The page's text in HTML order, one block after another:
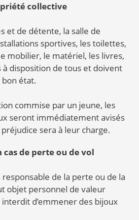
collective
et de détente, la salle de
sportives, les toilettes,
mobilier, le matériel, les livres,
disposition de tous et doivent
état.
commise par un jeune, les
seront immédiatement avisés
sera à leur charge.
cas de perte ou de vol
responsable de la perte ou de la
objet personnel de valeur
d’emmener des bijoux